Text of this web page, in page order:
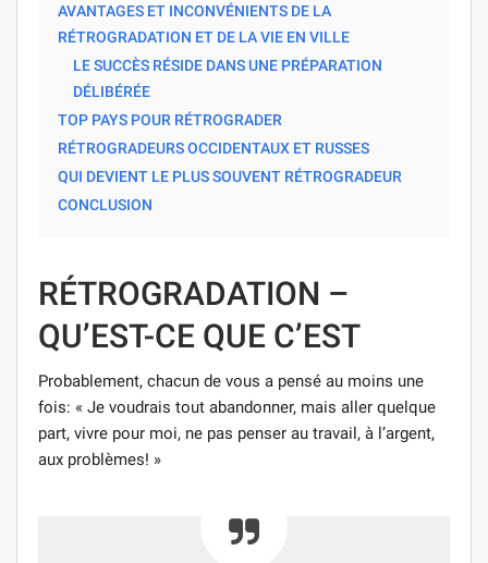
AVANTAGES ET INCONVÉNIENTS DE LA
RÉTROGRADATION ET DE LA VIE EN VILLE
LE SUCCÈS RÉSIDE DANS UNE PRÉPARATION
DÉLIBÉRÉE
TOP PAYS POUR RÉTROGRADER
RÉTROGRADEURS OCCIDENTAUX ET RUSSES
QUI DEVIENT LE PLUS SOUVENT RÉTROGRADEUR
CONCLUSION
RÉTROGRADATION –
QU’EST-CE QUE C’EST
Probablement, chacun de vous a pensé au moins une
fois: « Je voudrais tout abandonner, mais aller quelque
part, vivre pour moi, ne pas penser au travail, à l’argent,
aux problèmes! »